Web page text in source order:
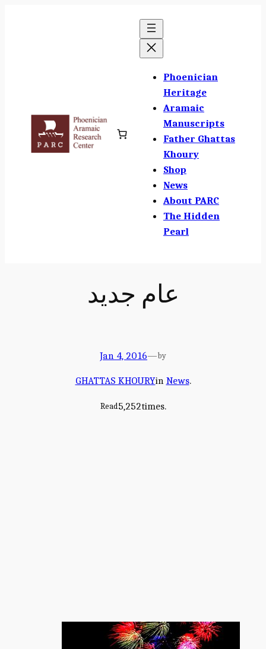
Phoenician
Heritage
Aramaic
Manuscripts
Father Ghattas
Khoury
Shop
News
About PARC
The Hidden
Pearl
عام جديد
Jan 4, 2016—by
GHATTAS KHOURYin News.
Read5,252times.